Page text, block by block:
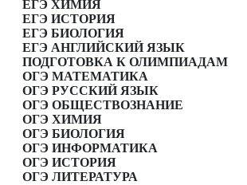
ЕГЭ ХИМИЯ
ЕГЭ ИСТОРИЯ
ЕГЭ БИОЛОГИЯ
ЕГЭ АНГЛИЙСКИЙ ЯЗЫК
ПОДГОТОВКА К ОЛИМПИАДАМ
ОГЭ МАТЕМАТИКА
ОГЭ РУССКИЙ ЯЗЫК
ОГЭ ОБЩЕСТВОЗНАНИЕ
ОГЭ ХИМИЯ
ОГЭ БИОЛОГИЯ
ОГЭ ИНФОРМАТИКА
ОГЭ ИСТОРИЯ
ОГЭ ЛИТЕРАТУРА